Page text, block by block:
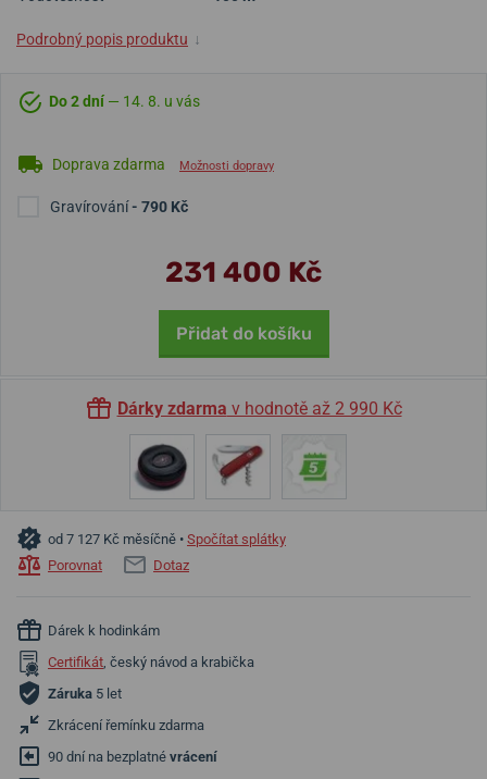
Podrobný popis produktu ↓
Do 2 dní — 14. 8. u vás
Doprava zdarma Možnosti dopravy
Gravírování- 790 Kč
231 400 Kč
Přidat do košíku
Dárky zdarma v hodnotě až 2 990 Kč
od 7 127 Kč měsíčně • Spočítat splátky
Porovnat
Dotaz
Dárek k hodinkám
Certifikát, český návod a krabička
Záruka 5 let
Zkrácení řemínku zdarma
90 dní na bezplatné vrácení